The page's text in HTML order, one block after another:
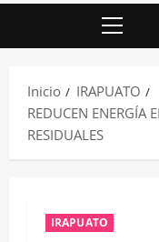
Menú
Inicio
IRAPUATO
REDUCEN ENERGÍA
RESIDUALES
IRAPUATO